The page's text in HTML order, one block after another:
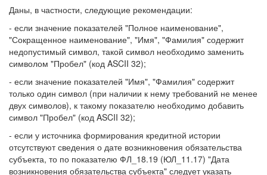
Даны, в частности, следующие рекомендации:
- если значение показателей "Полное наименование",
"Сокращенное наименование", "Имя", "Фамилия" содержит
недопустимый символ, такой символ необходимо заменить
символом "Пробел" (код ASCII 32);
- если значение показателей "Имя", "Фамилия" содержит
только один символ (при наличии к нему требований не менее
двух символов), к такому показателю необходимо добавить
символ "Пробел" (код ASCII 32);
- если у источника формирования кредитной истории
отсутствуют сведения о дате возникновения обязательства
субъекта, то по показателю ФЛ_18.19 (ЮЛ_11.17) "Дата
возникновения обязательства субъекта" следует указать